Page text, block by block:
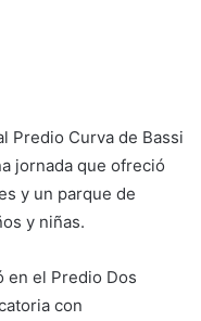
Predio Curva de Bassi
jornada que ofreció
y un parque de
y niñas.
en el Predio Dos
con